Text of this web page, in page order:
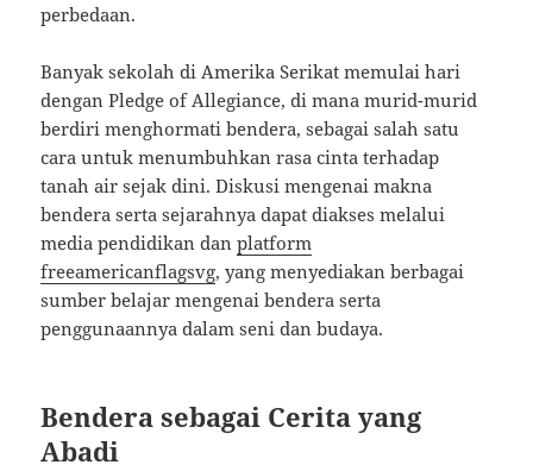
perbedaan.
Banyak sekolah di Amerika Serikat memulai hari
dengan Pledge of Allegiance, di mana murid-murid
berdiri menghormati bendera, sebagai salah satu
cara untuk menumbuhkan rasa cinta terhadap
tanah air sejak dini. Diskusi mengenai makna
bendera serta sejarahnya dapat diakses melalui
media pendidikan danplatform
freeamericanflagsvg, yang menyediakan berbagai
sumber belajar mengenai bendera serta
penggunaannya dalam seni dan budaya.
Bendera sebagai Cerita yang
Abadi